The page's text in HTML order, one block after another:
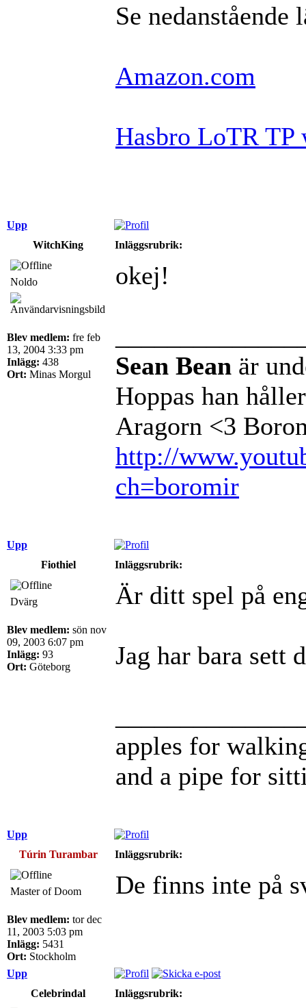
Se nedanstående
Amazon.com
Hasbro LoTR TP
Upp
WitchKing
Inläggsrubrik:
Noldo
Blev medlem: fre feb
13, 2004 3:33 pm
Inlägg: 438
Ort: Minas Morgul
okej!
Sean Bean är
Hoppas han
Aragorn <3
http://
ch=boromir
Upp
Fiothiel
Inläggsrubrik:
Dvärg
Blev medlem: sön nov
09, 2003 6:07 pm
Inlägg: 93
Ort: Göteborg
Är ditt spel på
Jag har bara sett
apples for
and a pipe for
Upp
Túrin Turambar
Inläggsrubrik:
Master of Doom
Blev medlem: tor dec
11, 2003 5:03 pm
Inlägg: 5431
Ort: Stockholm
De finns inte på
Upp
Celebrindal
Inläggsrubrik: